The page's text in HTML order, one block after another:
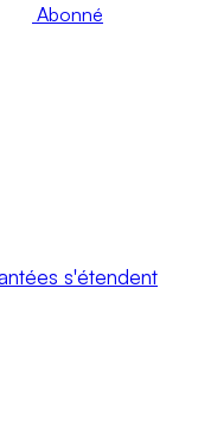
Abonné
s'étendent